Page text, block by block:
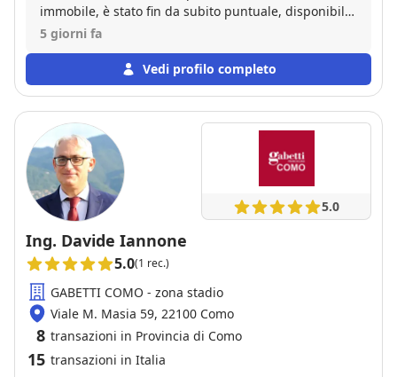
immobile, è stato fin da subito puntuale, disponibile
e professionale nella gestione della pratica,
passo passo nella vendita. Consiglio Vito per la sua
professionalità e per la sua capacità di gestire le
soddisfatti!
5 giorni fa
Vedi profilo completo
5.0
Ing. Davide Iannone
5.0(1 rec.)
GABETTI COMO - zona stadio
Viale M. Masia 59, 22100 Como
8 transazioni in Provincia di Como
15 transazioni in Italia